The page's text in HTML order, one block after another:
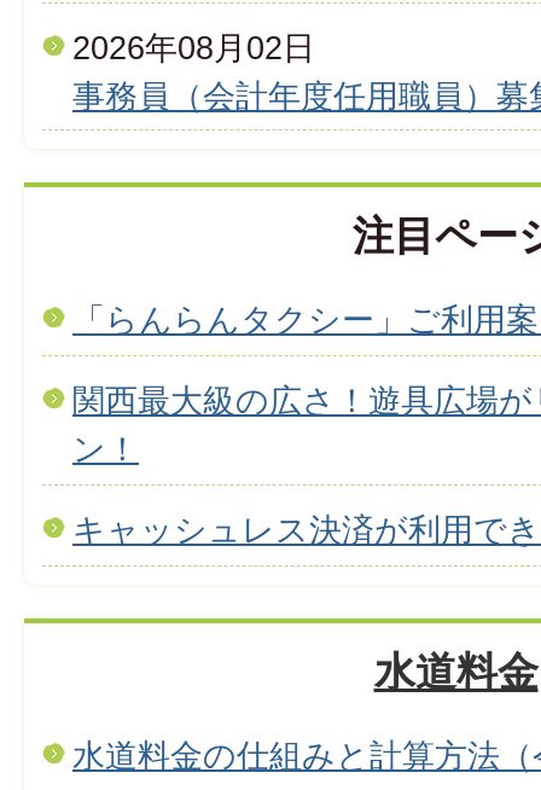
2026年08月02日
事務員（会計年度任用職員）募
注目ペー
「らんらんタクシー」ご利用
関西最大級の広さ！遊具広場
ン！
キャッシュレス決済が利用で
水道料金
水道料金の仕組みと計算方法